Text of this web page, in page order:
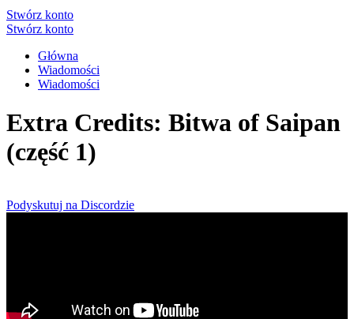
Stwórz konto
Stwórz konto
Główna
Wiadomości
Wiadomości
Extra Credits: Bitwa of Saipan
(część 1)
Podyskutuj na Discordzie